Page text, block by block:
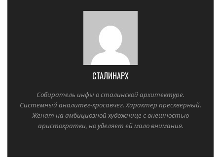
СТАЛИНАРХ
Собиратель инфы о сталинской архитектуре.
Системный аналитег-кросавчег. Характер прескверный.
Женат на амбициозной художнице с внешностью
аристократки, но уделяет ей мало внимания.